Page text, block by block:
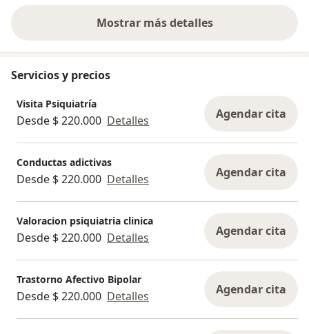
Mostrar más detalles
sobre la experiencia
Servicios y precios
Visita Psiquiatría
Desde $ 220.000 Detalles Agendar cita
Conductas adictivas
Desde $ 220.000 Detalles Agendar cita
Valoracion psiquiatria clinica
Desde $ 220.000 Detalles Agendar cita
Trastorno Afectivo Bipolar
Desde $ 220.000 Detalles Agendar cita